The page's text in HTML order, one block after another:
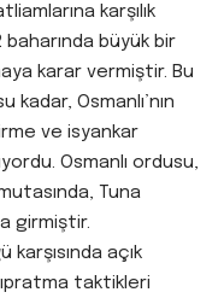
karşılık
büyük bir
karar vermiştir. Bu
Osmanlı’nın
ve isyankar
Osmanlı ordusu,
Tuna
girmiştir.
karşısında açık
taktikleri